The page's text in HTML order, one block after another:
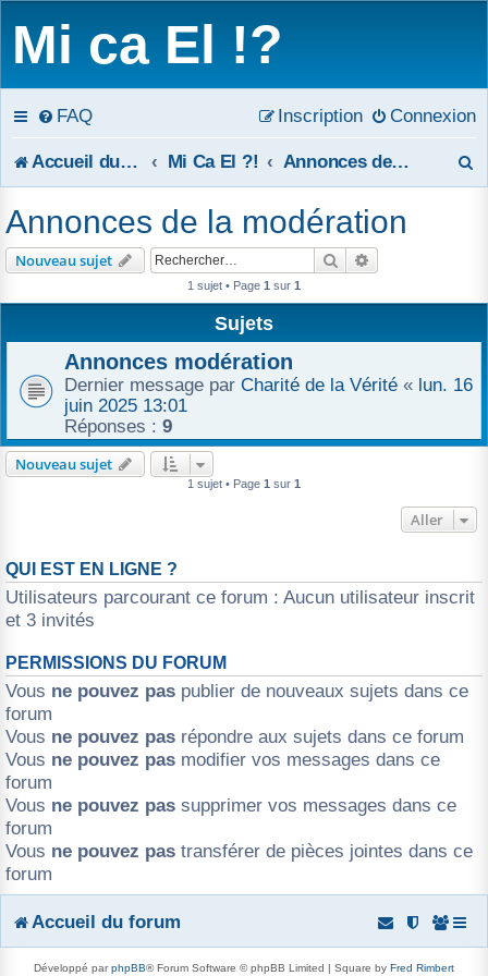
Mi ca El !?
FAQ Connexion
Inscription
Accueil du forum Mi Ca El ?! Annonces de la modération
h
r
Annonces de la modération
Nouveau sujet Rechercher
1 sujet • Page 1 sur 1
Sujets
Annonces modération
Dernier message par Charité de la Vérité « lun. 16
juin 2025 13:01
Réponses : 9
Nouveau sujet
1 sujet • Page 1 sur 1
Aller
QUI EST EN LIGNE ?
Utilisateurs parcourant ce forum : Aucun utilisateur inscrit
et 3 invités
PERMISSIONS DU FORUM
Vous ne pouvez pas publier de nouveaux sujets dans ce
forum
Vous ne pouvez pas répondre aux sujets dans ce forum
Vous ne pouvez pas modifier vos messages dans ce
forum
Vous ne pouvez pas supprimer vos messages dans ce
forum
Vous ne pouvez pas transférer de pièces jointes dans ce
forum
Accueil du forum
Développé parphpBB® Forum Software © phpBB Limited | Square by Fred Rimbert